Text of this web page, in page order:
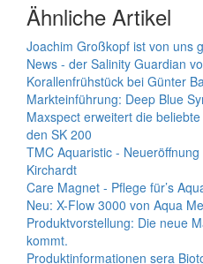
Ähnliche Artikel
Joachim Großkopf ist von uns
News - der Salinity Guardian
Korallenfrühstück bei Günter
Markteinführung: Deep Blue
Maxspect erweitert die
den SK 200
TMC Aquaristic -
Kirchardt
Care Magnet - Pflege für’s
Neu: X-Flow 3000 von Aqua
Produktvorstellung: Die neue
kommt.
Produktinformationen sera